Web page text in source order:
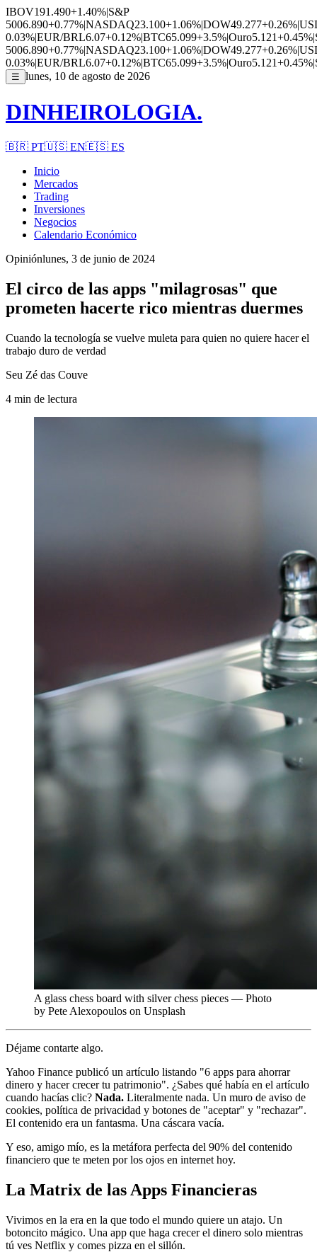
IBOV191.490+1.40%|S&P
5006.890+0.77%|NASDAQ23.100+1.06%|DOW49.277+0.26%|
0.03%|EUR/BRL6.07+0.12%|BTC65.099+3.5%|Ouro5.121+0.45%|
5006.890+0.77%|NASDAQ23.100+1.06%|DOW49.277+0.26%|
0.03%|EUR/BRL6.07+0.12%|BTC65.099+3.5%|Ouro5.121+0.45%|
☰ lunes, 10 de agosto de 2026
DINHEIROLOGIA.
🇧🇷 PT🇺🇸 EN🇪🇸 ES
Inicio
Mercados
Trading
Inversiones
Negocios
Calendario Económico
Opiniónlunes, 3 de junio de 2024
El circo de las apps "milagrosas" que
prometen hacerte rico mientras duermes
Cuando la tecnología se vuelve muleta para quien no quiere hacer el
trabajo duro de verdad
Seu Zé das Couve
4 min de lectura
A glass chess board with silver chess pieces — Photo
by Pete Alexopoulos on Unsplash
Déjame contarte algo.
Yahoo Finance publicó un artículo listando "6 apps para ahorrar
dinero y hacer crecer tu patrimonio". ¿Sabes qué había en el artículo
cuando hacías clic? Nada. Literalmente nada. Un muro de aviso de
cookies, política de privacidad y botones de "aceptar" y "rechazar".
El contenido era un fantasma. Una cáscara vacía.
Y eso, amigo mío, es la metáfora perfecta del 90% del contenido
financiero que te meten por los ojos en internet hoy.
La Matrix de las Apps Financieras
Vivimos en la era en la que todo el mundo quiere un atajo. Un
botoncito mágico. Una app que haga crecer el dinero solo mientras
tú ves Netflix y comes pizza en el sillón.